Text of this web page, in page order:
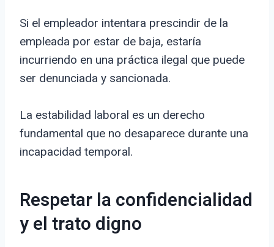
Si el empleador intentara prescindir de la
empleada por estar de baja, estaría
incurriendo en una práctica ilegal que puede
ser denunciada y sancionada.
La estabilidad laboral es un derecho
fundamental que no desaparece durante una
incapacidad temporal.
Respetar la confidencialidad
y el trato digno